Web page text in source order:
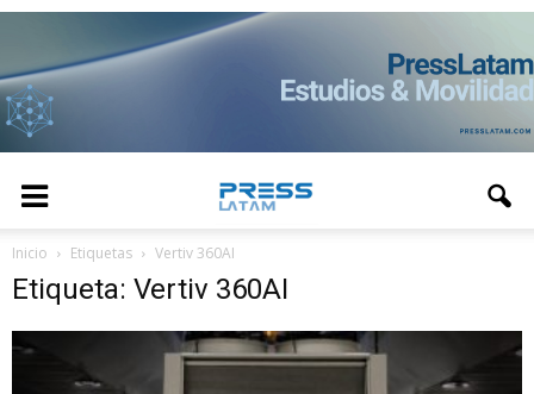
Inicio Etiquetas Vertiv 360AI
Etiqueta: Vertiv 360AI